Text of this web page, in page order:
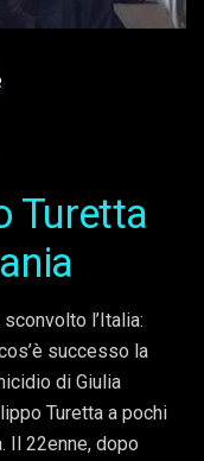
Turetta
l’Italia:
successo la
di Giulia
Turetta a pochi
Il 22enne, dopo